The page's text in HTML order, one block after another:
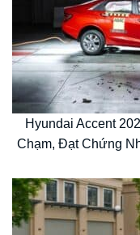
Hyundai Accent
Chạm, Đạt Chứng